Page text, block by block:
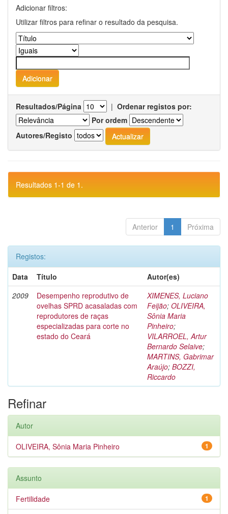
Adicionar filtros:
Utilizar filtros para refinar o resultado da pesquisa.
Resultados/Página | Ordenar registos por:
Por ordem
Autores/Registo
Resultados 1-1 de 1.
Anterior 1 Próxima
Registos:
Data
Título
Autor(es)
2009
Desempenho reprodutivo de
ovelhas SPRD acasaladas com
reprodutores de raças
especializadas para corte no
estado do Ceará
XIMENES, Luciano
Feijão; OLIVEIRA,
Sônia Maria
Pinheiro;
VILARROEL, Artur
Bernardo Selaive;
MARTINS, Gabrimar
Araújo; BOZZI,
Riccardo
Refinar
Autor
1
OLIVEIRA, Sônia Maria Pinheiro
Assunto
1
Fertilidade